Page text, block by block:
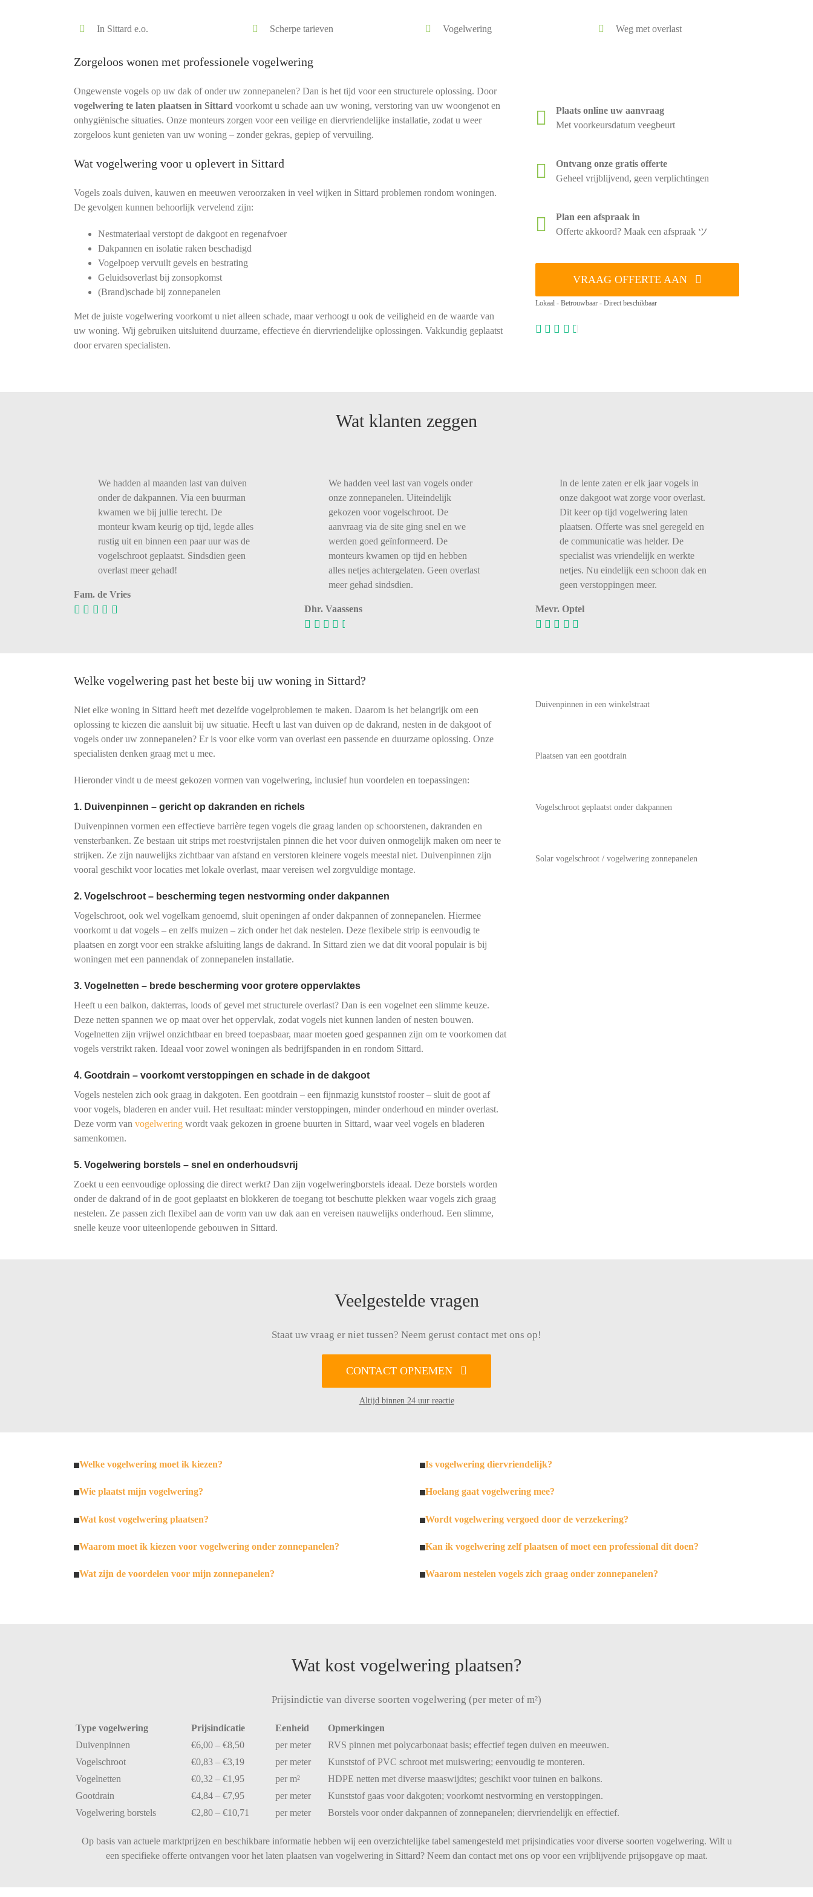
In Sittard e.o. Scherpe tarieven Vogelwering Weg met overlast
Zorgeloos wonen met professionele vogelwering
Ongewenste vogels op uw dak of onder uw zonnepanelen? Dan is het tijd voor een structurele oplossing. Door
vogelwering te laten plaatsen in Sittard voorkomt u schade aan uw woning, verstoring van uw woongenot en
onhygiënische situaties. Onze monteurs zorgen voor een veilige en diervriendelijke installatie, zodat u weer
zorgeloos kunt genieten van uw woning – zonder gekras, gepiep of vervuiling.
Wat vogelwering voor u oplevert in Sittard
Vogels zoals duiven, kauwen en meeuwen veroorzaken in veel wijken in Sittard problemen rondom woningen.
De gevolgen kunnen behoorlijk vervelend zijn:
Nestmateriaal verstopt de dakgoot en regenafvoer
Dakpannen en isolatie raken beschadigd
Vogelpoep vervuilt gevels en bestrating
Geluidsoverlast bij zonsopkomst
(Brand)schade bij zonnepanelen
Met de juiste vogelwering voorkomt u niet alleen schade, maar verhoogt u ook de veiligheid en de waarde van
uw woning. Wij gebruiken uitsluitend duurzame, effectieve én diervriendelijke oplossingen. Vakkundig geplaatst
door ervaren specialisten.
Plaats online uw aanvraag
Met voorkeursdatum veegbeurt
Ontvang onze gratis offerte
Geheel vrijblijvend, geen verplichtingen
Plan een afspraak in
Offerte akkoord? Maak een afspraak ツ
VRAAG OFFERTE AAN
Lokaal - Betrouwbaar - Direct beschikbaar
Wat klanten zeggen
We hadden al maanden last van duiven
onder de dakpannen. Via een buurman
kwamen we bij jullie terecht. De
monteur kwam keurig op tijd, legde alles
rustig uit en binnen een paar uur was de
vogelschroot geplaatst. Sindsdien geen
overlast meer gehad!
Fam. de Vries
We hadden veel last van vogels onder
onze zonnepanelen. Uiteindelijk
gekozen voor vogelschroot. De
aanvraag via de site ging snel en we
werden goed geïnformeerd. De
monteurs kwamen op tijd en hebben
alles netjes achtergelaten. Geen overlast
meer gehad sindsdien.
Dhr. Vaassens
In de lente zaten er elk jaar vogels in
onze dakgoot wat zorge voor overlast.
Dit keer op tijd vogelwering laten
plaatsen. Offerte was snel geregeld en
de communicatie was helder. De
specialist was vriendelijk en werkte
netjes. Nu eindelijk een schoon dak en
geen verstoppingen meer.
Mevr. Optel
Welke vogelwering past het beste bij uw woning in Sittard?
Niet elke woning in Sittard heeft met dezelfde vogelproblemen te maken. Daarom is het belangrijk om een
oplossing te kiezen die aansluit bij uw situatie. Heeft u last van duiven op de dakrand, nesten in de dakgoot of
vogels onder uw zonnepanelen? Er is voor elke vorm van overlast een passende en duurzame oplossing. Onze
specialisten denken graag met u mee.
Hieronder vindt u de meest gekozen vormen van vogelwering, inclusief hun voordelen en toepassingen:
1. Duivenpinnen – gericht op dakranden en richels
Duivenpinnen vormen een effectieve barrière tegen vogels die graag landen op schoorstenen, dakranden en
vensterbanken. Ze bestaan uit strips met roestvrijstalen pinnen die het voor duiven onmogelijk maken om neer te
strijken. Ze zijn nauwelijks zichtbaar van afstand en verstoren kleinere vogels meestal niet. Duivenpinnen zijn
vooral geschikt voor locaties met lokale overlast, maar vereisen wel zorgvuldige montage.
2. Vogelschroot – bescherming tegen nestvorming onder dakpannen
Vogelschroot, ook wel vogelkam genoemd, sluit openingen af onder dakpannen of zonnepanelen. Hiermee
voorkomt u dat vogels – en zelfs muizen – zich onder het dak nestelen. Deze flexibele strip is eenvoudig te
plaatsen en zorgt voor een strakke afsluiting langs de dakrand. In Sittard zien we dat dit vooral populair is bij
woningen met een pannendak of zonnepanelen installatie.
3. Vogelnetten – brede bescherming voor grotere oppervlaktes
Heeft u een balkon, dakterras, loods of gevel met structurele overlast? Dan is een vogelnet een slimme keuze.
Deze netten spannen we op maat over het oppervlak, zodat vogels niet kunnen landen of nesten bouwen.
Vogelnetten zijn vrijwel onzichtbaar en breed toepasbaar, maar moeten goed gespannen zijn om te voorkomen dat
vogels verstrikt raken. Ideaal voor zowel woningen als bedrijfspanden in en rondom Sittard.
4. Gootdrain – voorkomt verstoppingen en schade in de dakgoot
Vogels nestelen zich ook graag in dakgoten. Een gootdrain – een fijnmazig kunststof rooster – sluit de goot af
voor vogels, bladeren en ander vuil. Het resultaat: minder verstoppingen, minder onderhoud en minder overlast.
Deze vorm van vogelweringwordt vaak gekozen in groene buurten in Sittard, waar veel vogels en bladeren
samenkomen.
5. Vogelwering borstels – snel en onderhoudsvrij
Zoekt u een eenvoudige oplossing die direct werkt? Dan zijn vogelweringborstels ideaal. Deze borstels worden
onder de dakrand of in de goot geplaatst en blokkeren de toegang tot beschutte plekken waar vogels zich graag
nestelen. Ze passen zich flexibel aan de vorm van uw dak aan en vereisen nauwelijks onderhoud. Een slimme,
snelle keuze voor uiteenlopende gebouwen in Sittard.
Duivenpinnen in een winkelstraat
Plaatsen van een gootdrain
Vogelschroot geplaatst onder dakpannen
Solar vogelschroot / vogelwering zonnepanelen
Veelgestelde vragen
Staat uw vraag er niet tussen? Neem gerust contact met ons op!
CONTACT OPNEMEN
Altijd binnen 24 uur reactie
Welke vogelwering moet ik kiezen?
Wie plaatst mijn vogelwering?
Wat kost vogelwering plaatsen?
Waarom moet ik kiezen voor vogelwering onder zonnepanelen?
Wat zijn de voordelen voor mijn zonnepanelen?
Is vogelwering diervriendelijk?
Hoelang gaat vogelwering mee?
Wordt vogelwering vergoed door de verzekering?
Kan ik vogelwering zelf plaatsen of moet een professional dit doen?
Waarom nestelen vogels zich graag onder zonnepanelen?
Wat kost vogelwering plaatsen?
Prijsindictie van diverse soorten vogelwering (per meter of m²)
Type vogelwering Prijsindicatie Eenheid
Opmerkingen
Duivenpinnen
€6,00 – €8,50 per meter RVS pinnen met polycarbonaat basis; effectieftegen duiven en meeuwen.
Vogelschroot
€0,83 – €3,19 per meter KunststofofPVC schroot met muiswering; eenvoudig te monteren.
Vogelnetten
€0,32 – €1,95 per m² HDPE netten met diverse maaswijdtes; geschikt voor tuinen en balkons.
Gootdrain
€4,84 – €7,95 per meter Kunststof gaas voor dakgoten; voorkomt nestvorming en verstoppingen.
Vogelwering borstels €2,80 – €10,71 per meter Borstels voor onder dakpannen ofzonnepanelen; diervriendelijk en effectief.
Op basis van actuele marktprijzen en beschikbare informatie hebben wij een overzichtelijke tabel samengesteld met prijsindicaties voor diverse soorten vogelwering. Wilt u
een specifieke offerte ontvangen voor het laten plaatsen van vogelwering in Sittard? Neem dan contact met ons op voor een vrijblijvende prijsopgave op maat.